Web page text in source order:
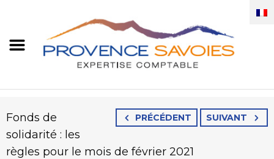
PRÉCÉDENT SUIVANT
Fonds de
solidarité : les
règles pour le mois de février 2021